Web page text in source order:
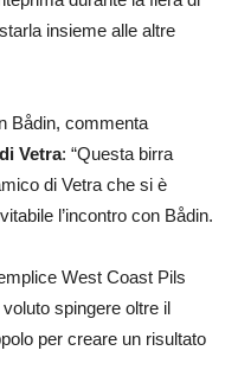
insieme alle altre
Bådin, commenta
Vetra: “Questa birra
di Vetra che si è
l’incontro con Bådin.
West Coast Pils
spingere oltre il
per creare un risultato